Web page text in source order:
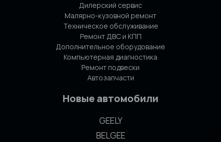
Дилерский сервис
Малярно-кузовной ремонт
Техническое обслуживание
Ремонт ДВС и КПП
Дополнительное оборудование
Компьютерная диагностика
Ремонт подвески
Автозапчасти
Новые автомобили
GEELY
BELGEE